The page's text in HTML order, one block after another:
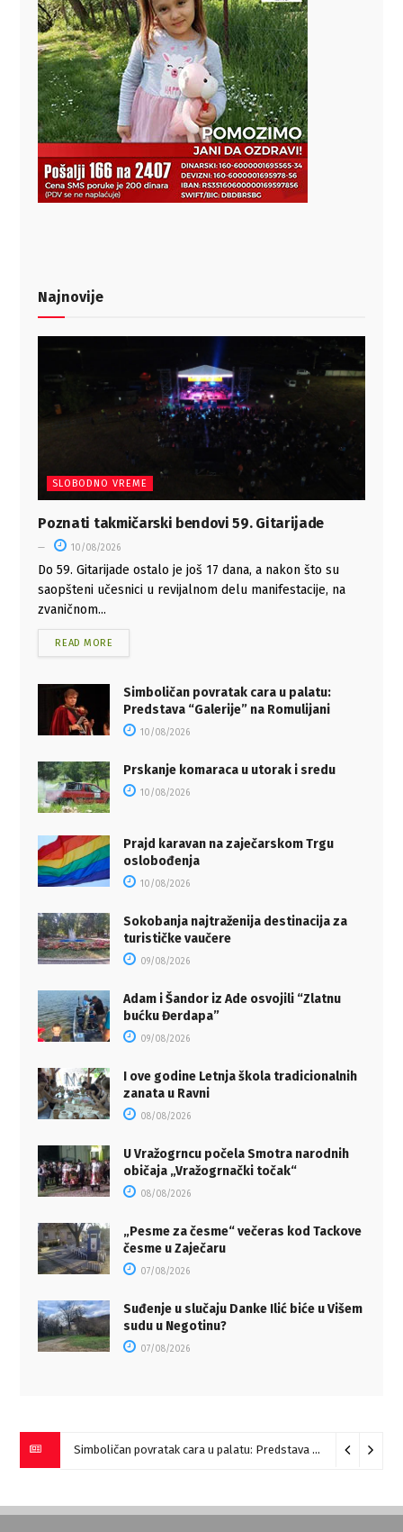
Najnovije
SLOBODNO VREME
Poznati takmičarski bendovi 59. Gitarijade
10/08/2026
Do 59. Gitarijade ostalo je još 17 dana, a nakon što su
saopšteni učesnici u revijalnom delu manifestacije, na
zvaničnom...
READ MORE
Simboličan povratak cara u palatu:
Predstava “Galerije” na Romulijani
10/08/2026
Prskanje komaraca u utorak i sredu
10/08/2026
Prajd karavan na zaječarskom Trgu
oslobođenja
10/08/2026
Sokobanja najtraženija destinacija za
turističke vaučere
09/08/2026
Adam i Šandor iz Ade osvojili “Zlatnu
bućku Đerdapa”
09/08/2026
I ove godine Letnja škola tradicionalnih
zanata u Ravni
08/08/2026
U Vražogrncu počela Smotra narodnih
običaja „Vražogrnački točak“
08/08/2026
„Pesme za česme“ večeras kod Tackove
česme u Zaječaru
07/08/2026
Suđenje u slučaju Danke Ilić biće u Višem
sudu u Negotinu?
07/08/2026
Simboličan povratak cara u palatu: Predstava “Galerije” na Romulijani